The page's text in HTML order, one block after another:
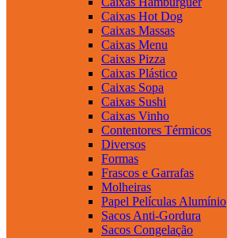
Caixas Hot Dog
Caixas Massas
Caixas Menu
Caixas Pizza
Caixas Plástico
Caixas Sopa
Caixas Sushi
Caixas Vinho
Contentores Térmicos
Diversos
Formas
Frascos e Garrafas
Molheiras
Papel Películas Alumínio
Sacos Anti-Gordura
Sacos Congelação